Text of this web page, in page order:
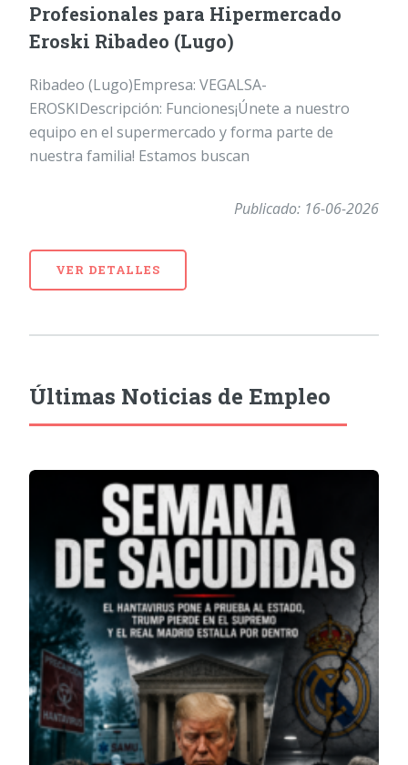
Profesionales para Hipermercado
Eroski Ribadeo (Lugo)
Ribadeo (Lugo)Empresa: VEGALSA-
EROSKIDescripción: Funciones¡Únete a nuestro
equipo en el supermercado y forma parte de
nuestra familia! Estamos buscan
Publicado: 16-06-2026
VER DETALLES
Últimas Noticias de Empleo